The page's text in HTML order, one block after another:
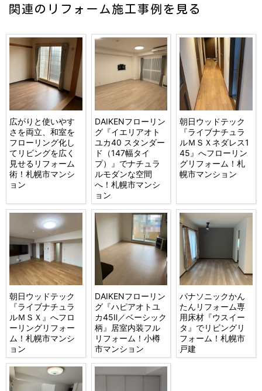
関連のリフォーム施工事例を見る
広がりと使いやす
さを両立、和室を
フローリング化し
てリビングを広く
見せるリフォーム
術！札幌市マンシ
ョン
DAIKENフローリン
グ『イエリアオト
ユカ40 スタンダー
ド（147幅タイ
プ）』でナチュラ
ルモダンな空間
へ！札幌市マンシ
ョン
朝日ウッドテック
『ライブナチュラ
ルＭＳＸネダレス1
45』へフローリン
グリフォーム！札
幌市マンション
朝日ウッドテック
『ライブナチュラ
ルＭＳＸ』へフロ
ーリングリフォー
ム！札幌市マンシ
ョン
DAIKENフローリン
グ『ハピアオトユ
カ45Ⅱ／ベーシック
柄』居室内装フル
リフォーム！小樽
市マンション
パナソニックかん
たんリフォーム専
用床材『ウスイー
タ』でリビングリ
フォーム！札幌市
戸建